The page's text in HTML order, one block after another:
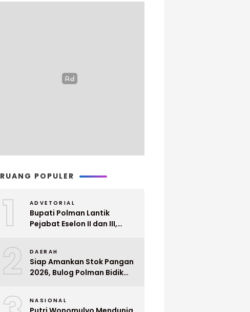
RUANG POPULER
1 ADVETORIAL
Bupati Polman Lantik
Pejabat Eselon II dan III,
2 DAERAH
Siap Amankan Stok Pangan
2026, Bulog Polman Bidik
NASIONAL